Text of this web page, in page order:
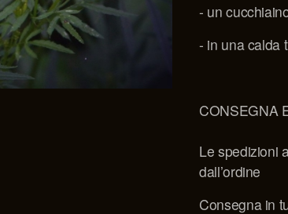
- un
- in una calda
CONSEGNA
Le spedizioni
dall’ordine
Consegna in